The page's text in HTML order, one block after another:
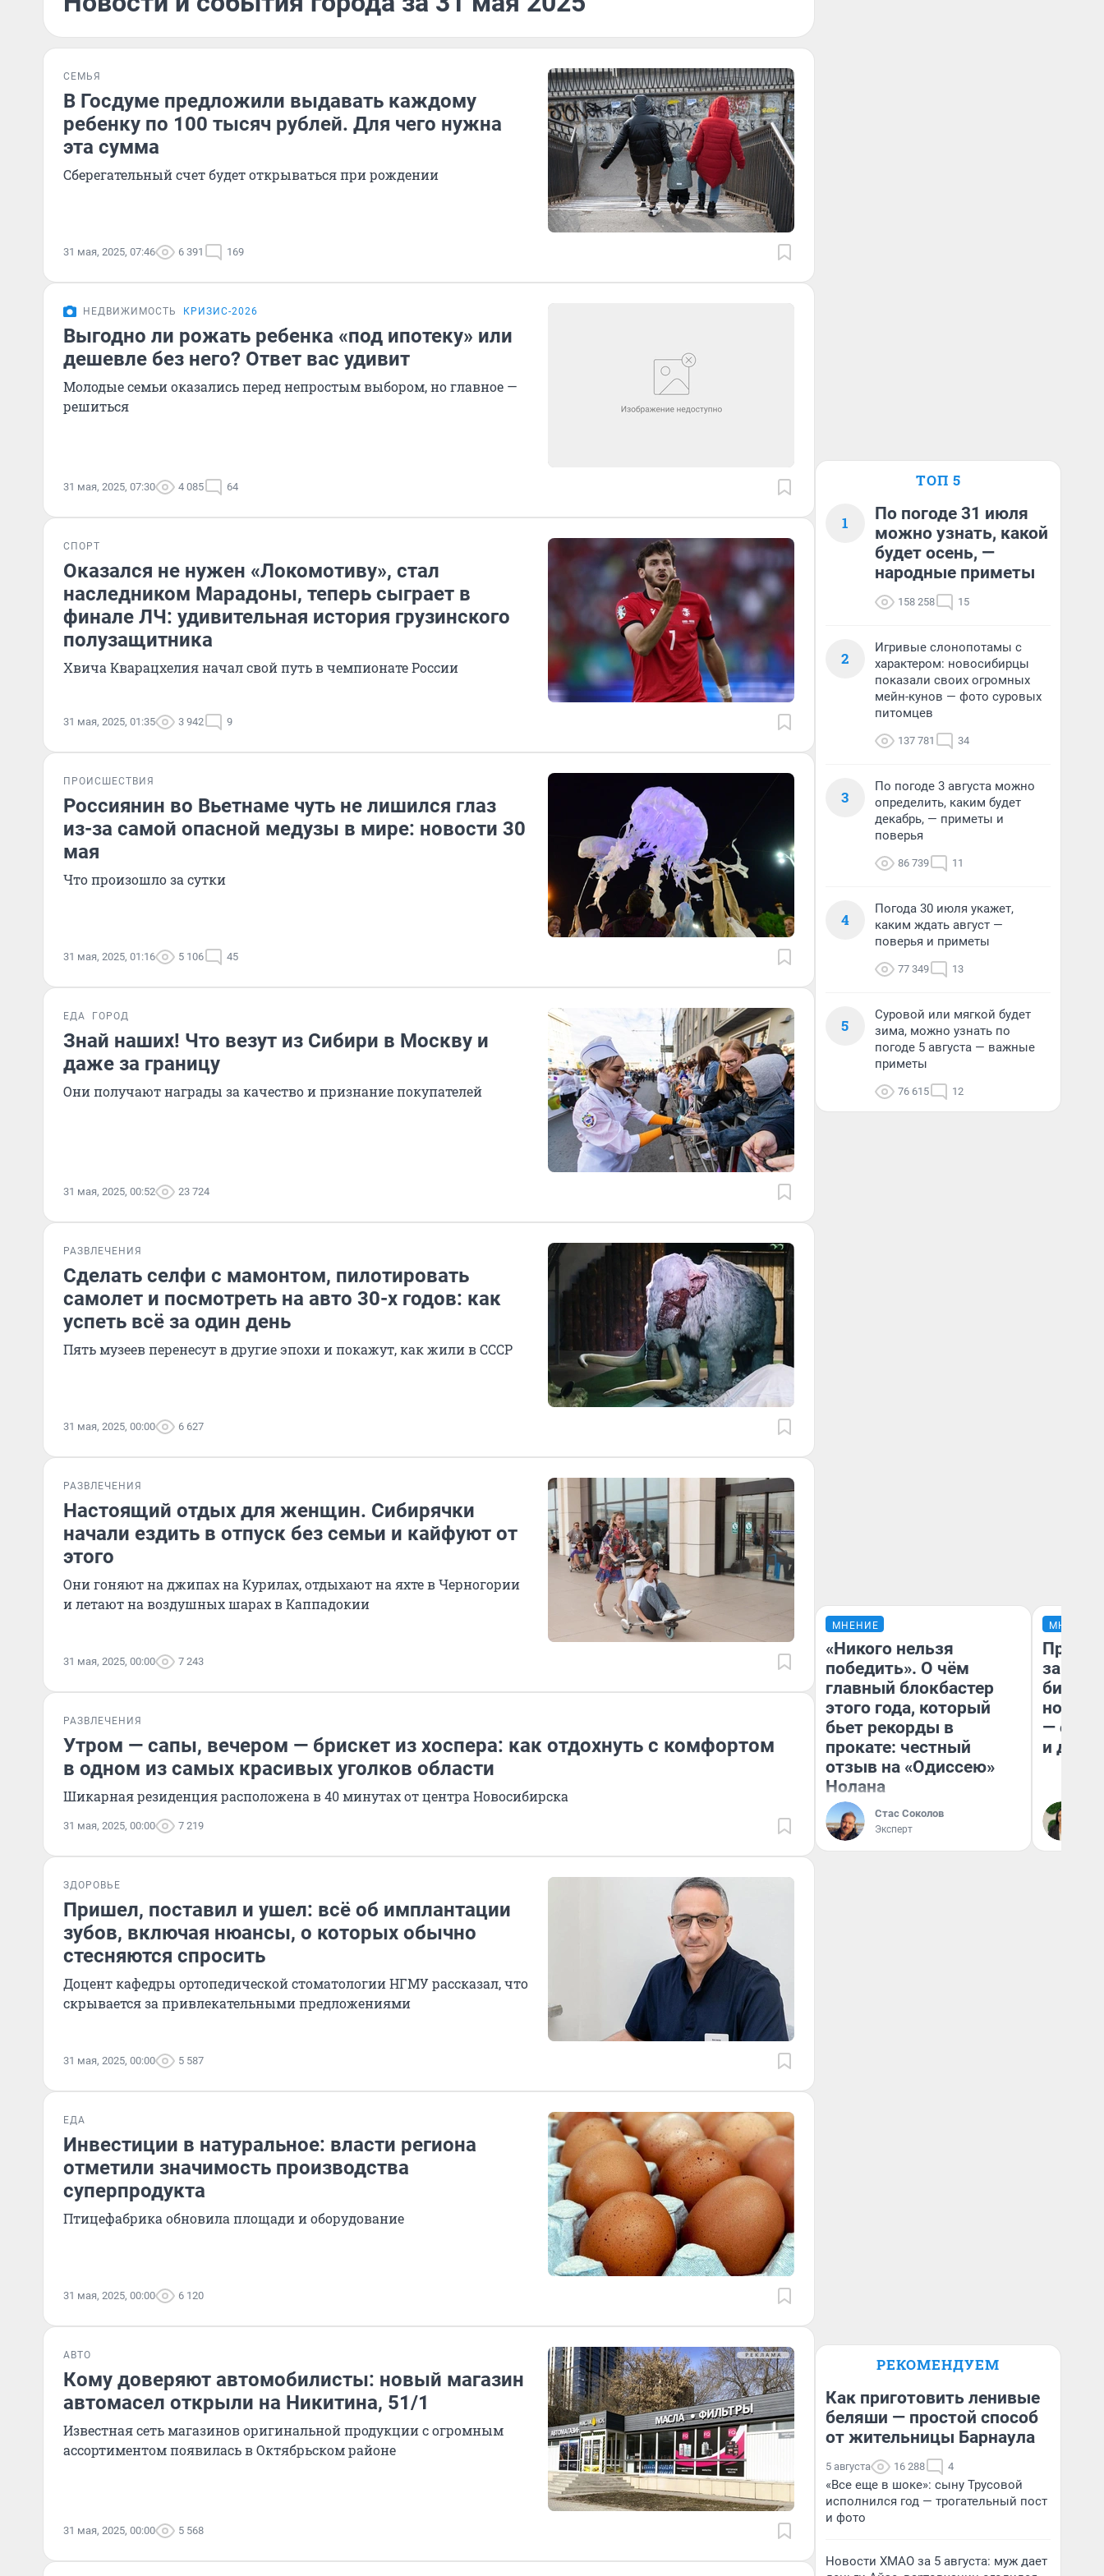
СЕМЬЯ
В Госдуме предложили выдавать каждому
ребенку по 100 тысяч рублей. Для чего нужна
эта сумма
Сберегательный счет будет открываться при рождении
31 мая, 2025, 07:46 6 391 169
НЕДВИЖИМОСТЬ КРИЗИС-2026
Выгодно ли рожать ребенка «под ипотеку» или
дешевле без него? Ответ вас удивит
Молодые семьи оказались перед непростым выбором, но главное —
решиться
31 мая, 2025, 07:30 4 085 64
СПОРТ
Оказался не нужен «Локомотиву», стал
наследником Марадоны, теперь сыграет в
финале ЛЧ: удивительная история грузинского
полузащитника
Хвича Кварацхелия начал свой путь в чемпионате России
31 мая, 2025, 01:35 3 942 9
ПРОИСШЕСТВИЯ
Россиянин во Вьетнаме чуть не лишился глаз
из-за самой опасной медузы в мире: новости 30
мая
Что произошло за сутки
31 мая, 2025, 01:16 5 106 45
ЕДА ГОРОД
Знай наших! Что везут из Сибири в Москву и
даже за границу
Они получают награды за качество и признание покупателей
31 мая, 2025, 00:52 23 724
РАЗВЛЕЧЕНИЯ
Сделать селфи с мамонтом, пилотировать
самолет и посмотреть на авто 30-х годов: как
успеть всё за один день
Пять музеев перенесут в другие эпохи и покажут, как жили в СССР
31 мая, 2025, 00:00 6 627
РАЗВЛЕЧЕНИЯ
Настоящий отдых для женщин. Сибирячки
начали ездить в отпуск без семьи и кайфуют от
этого
Они гоняют на джипах на Курилах, отдыхают на яхте в Черногории
и летают на воздушных шарах в Каппадокии
31 мая, 2025, 00:00 7 243
РАЗВЛЕЧЕНИЯ
Утром — сапы, вечером — брискет из хоспера: как отдохнуть с комфортом
в одном из самых красивых уголков области
Шикарная резиденция расположена в 40 минутах от центра Новосибирска
31 мая, 2025, 00:00 7 219
ЗДОРОВЬЕ
Пришел, поставил и ушел: всё об имплантации
зубов, включая нюансы, о которых обычно
стесняются спросить
Доцент кафедры ортопедической стоматологии НГМУ рассказал, что
скрывается за привлекательными предложениями
31 мая, 2025, 00:00 5 587
ЕДА
Инвестиции в натуральное: власти региона
отметили значимость производства
суперпродукта
Птицефабрика обновила площади и оборудование
31 мая, 2025, 00:00 6 120
АВТО
Кому доверяют автомобилисты: новый магазин
автомасел открыли на Никитина, 51/1
Известная сеть магазинов оригинальной продукции с огромным
ассортиментом появилась в Октябрьском районе
31 мая, 2025, 00:00 5 568
ТОП 5
1
По погоде 31 июля
можно узнать, какой
будет осень, —
народные приметы
158 258 15
2
Игривые слонопотамы с
характером: новосибирцы
показали своих огромных
мейн-кунов — фото суровых
питомцев
137 781 34
3
По погоде 3 августа можно
определить, каким будет
декабрь, — приметы и
поверья
86 739 11
4
Погода 30 июля укажет,
каким ждать август —
поверья и приметы
77 349 13
5
Суровой или мягкой будет
зима, можно узнать по
погоде 5 августа — важные
приметы
76 615 12
МНЕНИЕ
«Никого нельзя
победить». О чём
главный блокбастер
этого года, который
бьет рекорды в
прокате: честный
отзыв на «Одиссею»
Нолана
Стас Соколов
Эксперт
МНЕНИЕ
новый
— он
и даже
РЕКОМЕНДУЕМ
Как приготовить ленивые
беляши — простой способ
от жительницы Барнаула
5 августа 16 288 4
«Все еще в шоке»: сыну Трусовой
исполнился год — трогательный пост
и фото
Новости ХМАО за 5 августа: муж дает